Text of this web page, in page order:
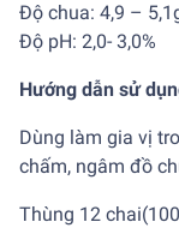
Độ chua: 4,9 –
Độ pH: 2,0- 3,0%
Hướng dẫn sử
Dùng làm gia vị
chấm, ngâm đồ
Thùng 12